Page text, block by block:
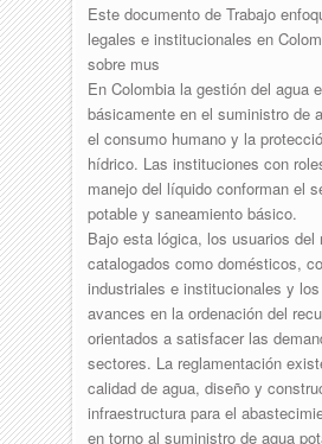
Este documento de Trabajo
legales e institucionales en
sobre mus
En Colombia la gestión del agua
básicamente en el suministro de
el consumo humano y la
hídrico. Las instituciones con
manejo del líquido conforman el
potable y saneamiento básico.
Bajo esta lógica, los usuarios del
catalogados como domésticos,
industriales e institucionales y
avances en la ordenación del
orientados a satisfacer las
sectores. La reglamentación
calidad de agua, diseño y
infraestructura para el
en torno al suministro de agua